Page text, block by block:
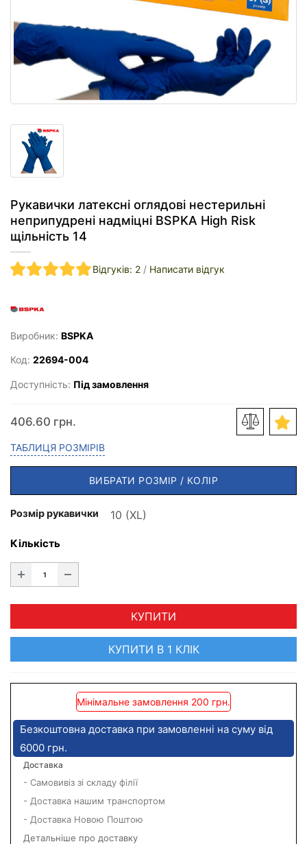
Рукавички латексні оглядові нестерильні
неприпудрені надміцні BSPKA Hіgh Risk
щільність 14
Відгуків: 2 / Написати відгук
Виробник: BSPKA
Код: 22694-004
Доступність: Під замовлення
406.60 грн.
ТАБЛИЦЯ РОЗМІРІВ
ВИБРАТИ РОЗМІР / КОЛІР
Розмір рукавички
Кількість
КУПИТИ
КУПИТИ В 1 КЛІК
Мінімальне замовлення 200 грн.
Безкоштовна доставка при замовленні на суму від
6000 грн.
Доставка
- Самовивіз зі складу філії
- Доставка нашим транспортом
- Доставка Новою Поштою
Детальніше про доставку